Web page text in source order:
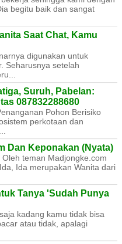
begitu baik dan sangat
Saat Chat, Kamu
digunakan untuk
Seharusnya setelah
Suruh, Pabelan:
087832288680
Pohon Berisiko
perkotaan dan
Dan Keponakan (Nyata)
teman Madjongke.com
Ida merupakan Wanita dari
Tanya 'Sudah Punya
kadang kamu tidak bisa
atau tidak, apalagi